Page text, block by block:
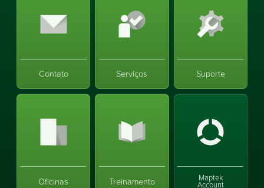
Contato Serviços Suporte
Oficinas Treinamento Maptek
Account